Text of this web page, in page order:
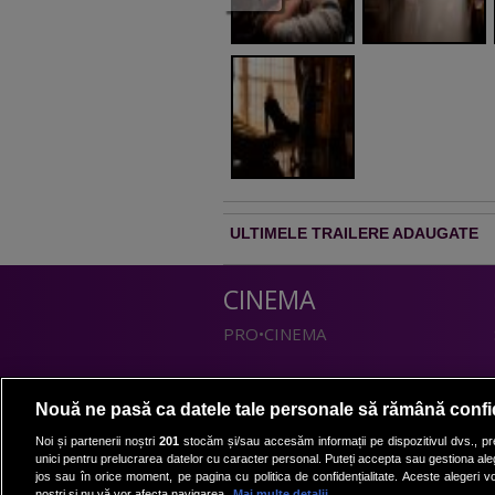
ULTIMELE TRAILERE ADAUGATE
CINEMA
PRO•CINEMA
DIVERTISMENT
PRO•TV
Romanii au talent
Vocea Romaniei
Nouă ne pasă ca datele tale personale să rămână
Noi și partenerii noștri 201stocăm și/sau accesăm informații pe dispozitivul dvs.,
unici pentru prelucrarea datelor cu caracter personal. Puteți accepta sau gestiona
jos sau în orice moment, pe pagina cu politica de confidențialitate. Aceste alegeri